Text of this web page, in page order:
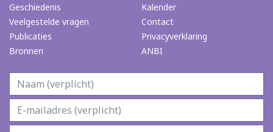
Geschiedenis
Veelgestelde vragen
Publicaties
Bronnen
Kalender
Contact
Privacyverklaring
ANBI